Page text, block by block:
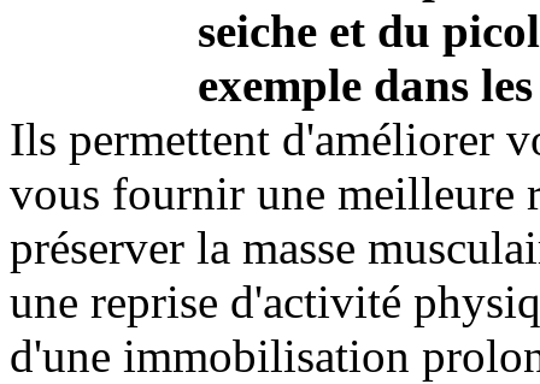
seiche et du
exemple dans
Ils permettent d'améliorer
vous fournir une meilleure
préserver la masse
une reprise d'activité
d'une immobilisation